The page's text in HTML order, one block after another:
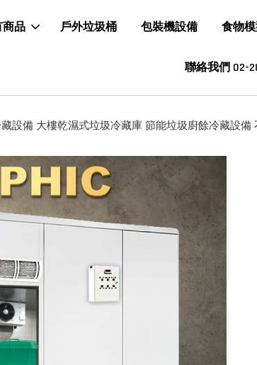
商品 戶外垃圾桶 包裝機設備 食物
聯絡我們 02-
設備 大樓乾濕式垃圾冷藏庫 節能垃圾廚餘冷藏設備